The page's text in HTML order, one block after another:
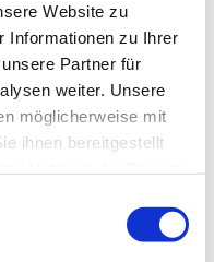
Website zu
Informationen zu Ihrer
Partner für
weiter. Unsere
möglicherweise mit
ihnen bereitgestellt
auch